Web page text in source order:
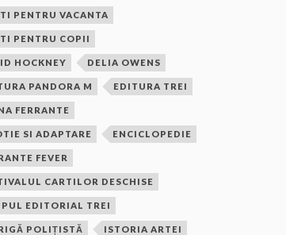
PENTRU VACANTA
PENTRU COPII
HOCKNEY DELIA OWENS
PANDORA M EDITURA TREI
FERRANTE
SI ADAPTARE ENCICLOPEDIE
FEVER
CARTILOR DESCHISE
EDITORIAL TREI
POLIȚISTĂ ISTORIA ARTEI